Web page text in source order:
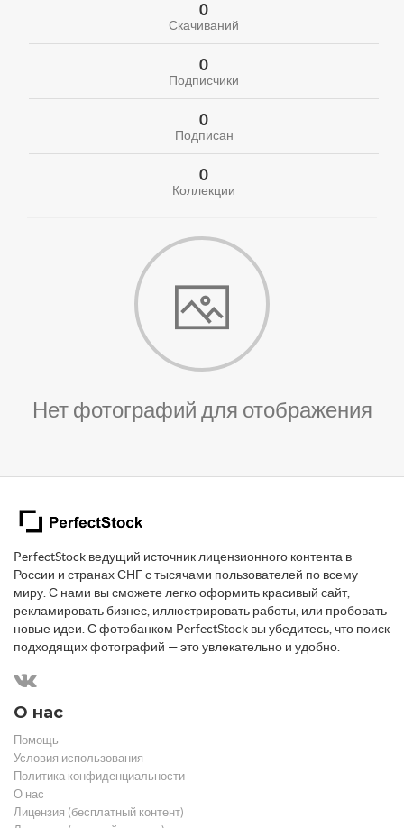
0
Скачиваний
0
Подписчики
0
Подписан
0
Коллекции
Нет фотографий для отображения
PerfectStock ведущий источник лицензионного контента в
России и странах СНГ с тысячами пользователей по всему
миру. С нами вы сможете легко оформить красивый сайт,
рекламировать бизнес, иллюстрировать работы, или пробовать
новые идеи. С фотобанком PerfectStock вы убедитесь, что поиск
подходящих фотографий — это увлекательно и удобно.
О нас
Помощь
Условия использования
Политика конфиденциальности
О нас
Лицензия (бесплатный контент)